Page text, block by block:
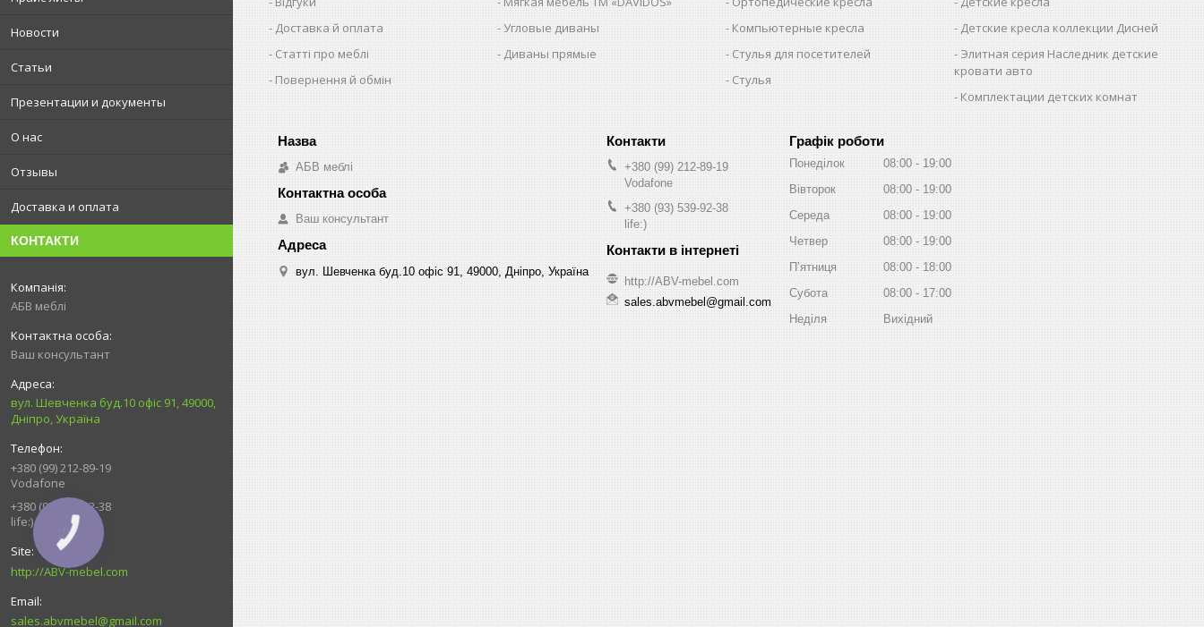
Новости
Статьи
Презентации и документы
О нас
Отзывы
Доставка и оплата
КОНТАКТИ
АБВ меблі
Ваш консультант
вул. Шевченка буд.10 офіс 91, 49000,
Дніпро, Україна
+380 (99) 212-89-19
Vodafone
+380 (93) 539-92-38
life:)
http://ABV-mebel.com
sales.abvmebel@gmail.com
Доставка й оплата
Статті про меблі
Повернення й обмін
Угловые диваны
Диваны прямые
Компьютерные кресла
Стулья для посетителей
Стулья
Детские кресла коллекции Дисней
Элитная серия Наследник детские
кровати авто
Комплектации детских комнат
АБВ меблі
Ваш консультант
вул. Шевченка буд.10 офіс 91, 49000, Дніпро, Україна
+380 (99) 212-89-19
Vodafone
+380 (93) 539-92-38
life:)
http://ABV-mebel.com
sales.abvmebel@gmail.com
Графік роботи
Понеділок 08:00
19:00
Вівторок
08:00
19:00
Середа
08:00
19:00
Четвер
08:00
19:00
Пʼятниця
08:00
18:00
Субота
08:00
17:00
Неділя
Вихідний
КНОПКА
ЗВ'ЯЗКУ